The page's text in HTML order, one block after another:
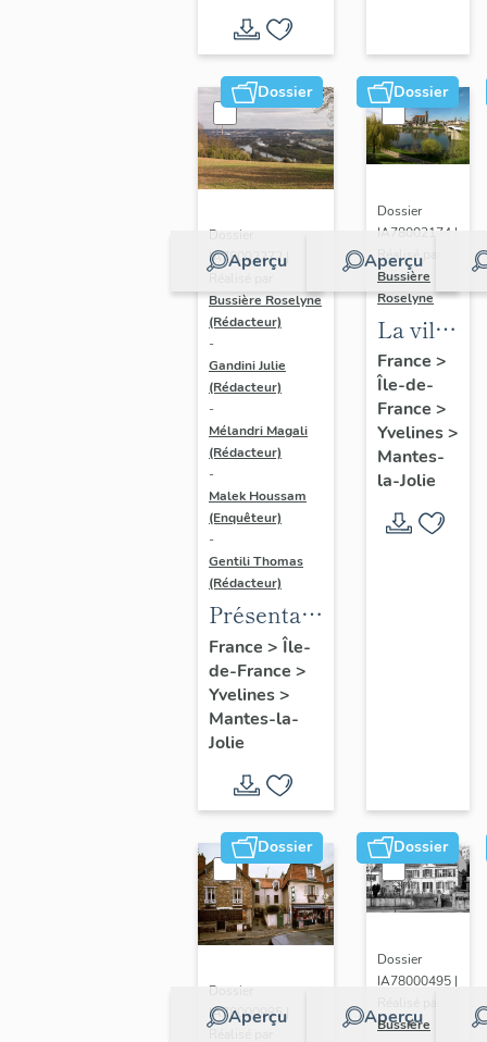
Dossier
Aperçu
Dossier
IA78002272 |
Bussière Roselyne
(Rédacteur)
-
Gandini Julie
(Rédacteur)
-
Mélandri Magali
(Rédacteur)
-
Malek Houssam
(Enquêteur)
-
Gentili Thomas
(Rédacteur)
Présentation
de l'étude
France > Île-
de-France >
Yvelines>
Mantes-la-
Jolie
Dossier
Aperçu
Dossier
IA78002174 |
Réalisé par
Bussière
Roselyne
La ville
de
Mantes-
la-Jolie
France >
Île-de-
France >
Yvelines>
Mantes-
la-Jolie
Dossier
Aperçu
Dossier
IA78000985 |
Dossier
Aperçu
Dossier
IA78000495 |
Bussière